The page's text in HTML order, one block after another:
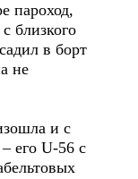
пароход,
близкого
в борт
не
и с
его U-56 c